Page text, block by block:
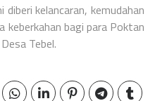
kelancaran, kemudahan
keberkahan bagi para Poktan
Tebel.